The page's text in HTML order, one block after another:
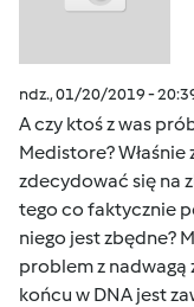
ndz., 01/20/2019 -
A czy ktoś z was
Medistore? Właśnie
zdecydować się na
tego co faktycznie
niego jest zbędne?
problem z nadwagą
końcu w DNA jest